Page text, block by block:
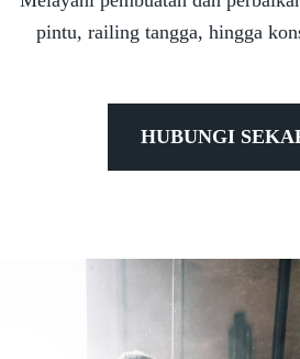
pintu, railing tangga, hingga
HUBUNGI